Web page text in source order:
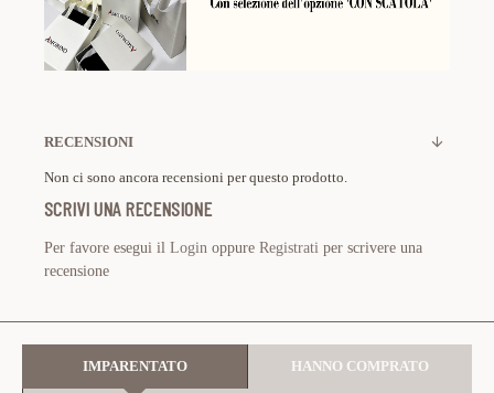
RECENSIONI
Non ci sono ancora recensioni per questo prodotto.
SCRIVI UNA RECENSIONE
Per favore esegui il Login oppure Registrati per scrivere una
recensione
IMPARENTATO HANNO COMPRATO